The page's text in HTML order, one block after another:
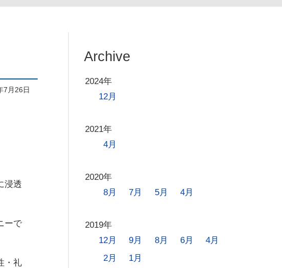
7月26日
浸透
ーで
・礼
Archive
2024年
12月
2021年
4月
2020年
8月
7月 5月 4月
2019年
12月
9月 8月 6月
4月
2月
1月